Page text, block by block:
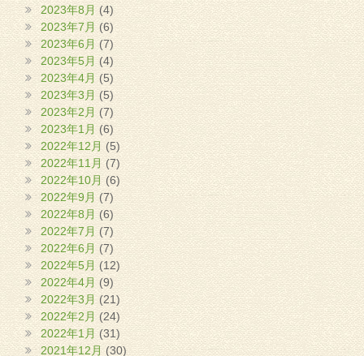
2023年8月 (4)
2023年7月 (6)
2023年6月 (7)
2023年5月(4)
2023年4月(5)
2023年3月 (5)
2023年2月 (7)
2023年1月(6)
2022年12月 (5)
2022年11月 (7)
2022年10月(6)
2022年9月 (7)
2022年8月 (6)
2022年7月(7)
2022年6月 (7)
2022年5月 (12)
2022年4月(9)
2022年3月 (21)
2022年2月 (24)
2022年1月 (31)
2021年12月(30)